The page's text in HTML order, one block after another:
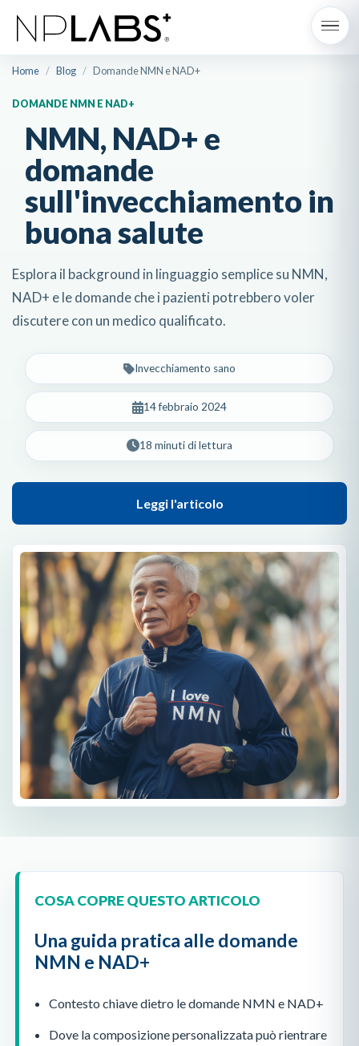
Home / Blog / Domande NMN e NAD+
DOMANDE NMN E NAD+
NMN, NAD+ e
domande
sull'invecchiamento in
buona salute
Esplora il background in linguaggio semplice su NMN,
NAD+ e le domande che i pazienti potrebbero voler
discutere con un medico qualificato.
Invecchiamento sano
14 febbraio 2024
18 minuti di lettura
Leggi l'articolo
COSA COPRE QUESTO ARTICOLO
Una guida pratica alle domande
NMN e NAD+
Contesto chiave dietro le domande NMN e NAD+
Dove la composizione personalizzata può rientrare